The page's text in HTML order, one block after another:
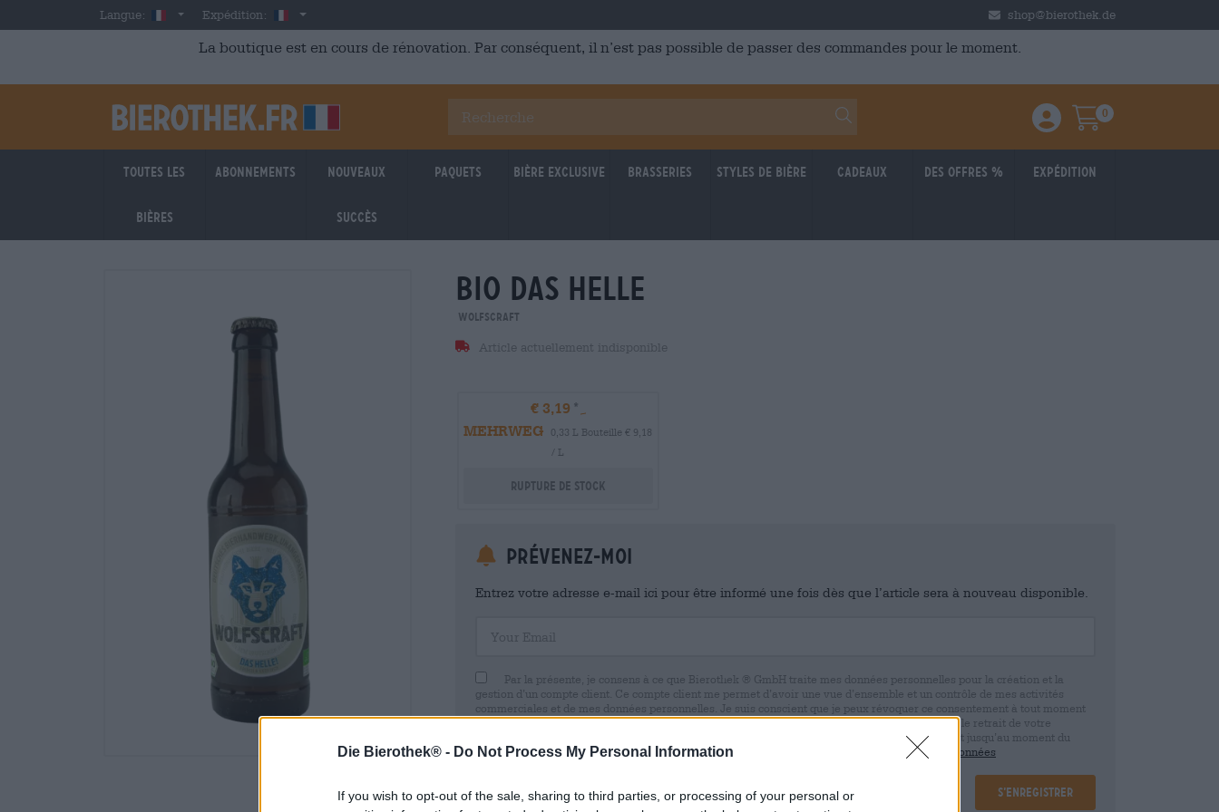
Die Bierothek® - Do Not Process My Personal Information
If you wish to opt-out of the sale, sharing to third parties, or processing of your personal or
Skip to main contentLangue: FrenchExpédition: France shop@bierothek.de
La boutique est en cours de rénovation. Par conséquent, il n’est pas possible de passer des commandes pour le moment.
Einloggen / Anmelden
Warenkorb
0
Toutes les
bières
Abonnements Nouveaux
succès
Paquets Bière Exclusive Brasseries Styles de bière Cadeaux Des offres % Expédition
bio das helle
Wolfscraft
Article actuellement indisponible
€ 3,19
MEHRWEG
0,33 L Bouteille € 9,18
/ L
Rupture de stock
Prévenez-moi
Entrez votre adresse e-mail ici pour être informé une fois dès que l’article sera à nouveau disponible.
Par la présente, je consens à ce que Bierothek ® GmbH traite mes données personnelles pour la création et la
gestion d’un compte client. Ce compte client me permet d’avoir une vue d’ensemble et un contrôle de mes activités
commerciales et de mes données personnelles. Je suis conscient que je peux révoquer ce consentement à tout moment
avec effet pour l’avenir en envoyant un e-mail à shop@bierothek.de. Nous vous informons que le retrait de votre
consentement n’affecte pas la légalité du traitement effectué sur la base de votre consentement jusqu’au moment du
retrait. Vous trouverez de plus amples informations dans notre
déclaration de protection des données
S’enregistrer